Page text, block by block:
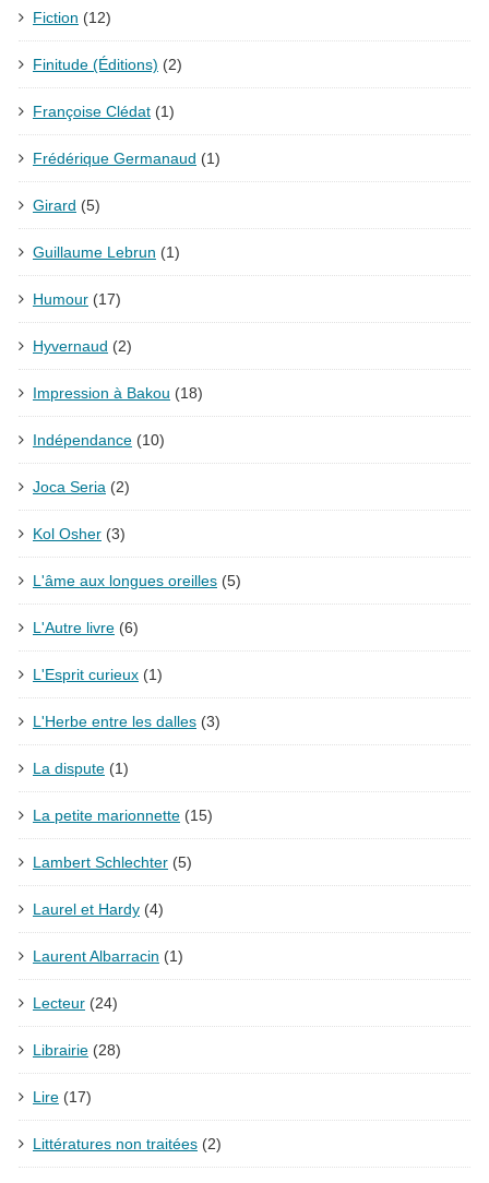
Fiction (12)
Finitude (Éditions) (2)
Françoise Clédat (1)
Frédérique Germanaud (1)
Girard (5)
Guillaume Lebrun (1)
Humour (17)
Hyvernaud (2)
Impression à Bakou (18)
Indépendance (10)
Joca Seria (2)
Kol Osher (3)
L'âme aux longues oreilles (5)
L'Autre livre (6)
L'Esprit curieux (1)
L'Herbe entre les dalles (3)
La dispute (1)
La petite marionnette (15)
Lambert Schlechter (5)
Laurel et Hardy (4)
Laurent Albarracin (1)
Lecteur (24)
Librairie (28)
Lire (17)
Littératures non traitées (2)